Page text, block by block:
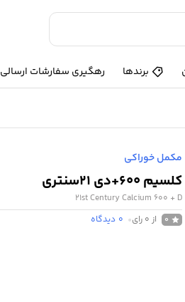
برندها رهگیری سفارشات ارسالی
مکمل خوراکی
کلسیم 600+دی 21سنتری
21st Century Calcium 600 + D
0 از 0 رای 0 دیدگاه